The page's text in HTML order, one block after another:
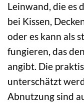
Leinwand, die es
bei Kissen,
oder es kann als
fungieren, das
angibt. Die
unterschätzt
Abnutzung sind